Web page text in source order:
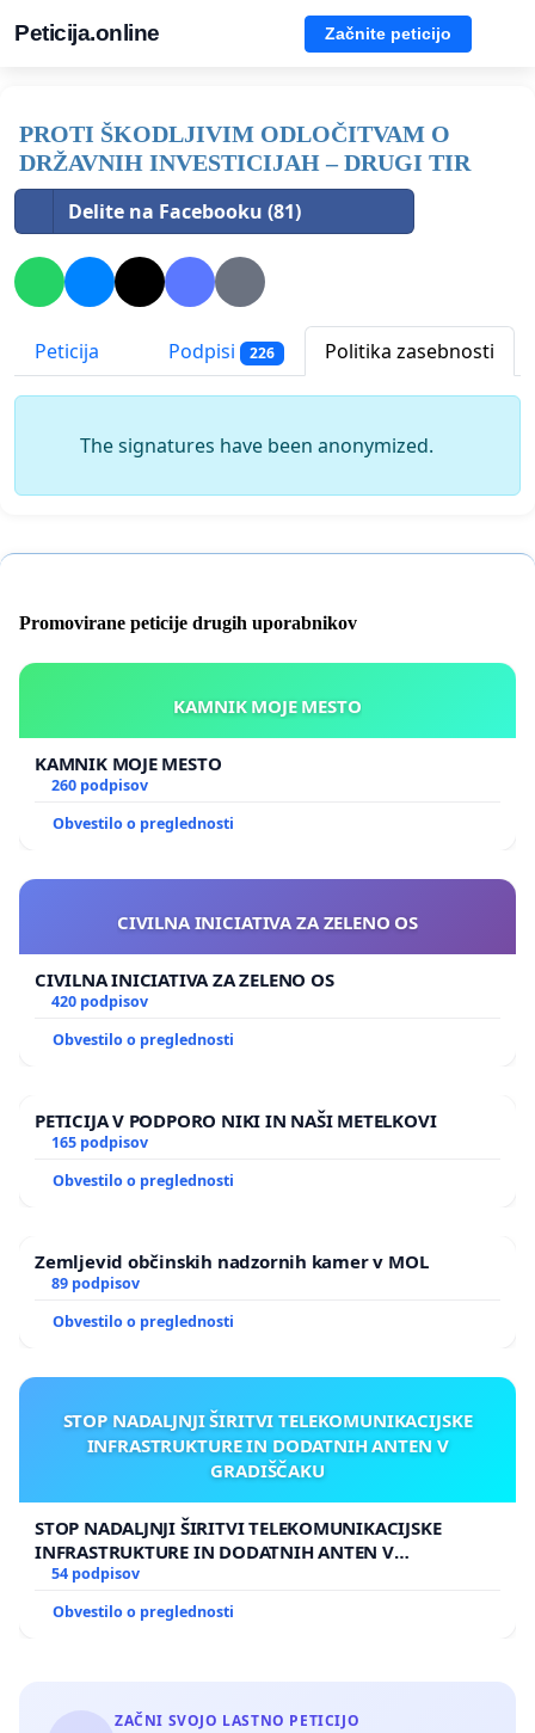
Peticija.online Začnite peticijo
PROTI ŠKODLJIVIM ODLOČITVAM O
DRŽAVNIH INVESTICIJAH – DRUGI TIR
Delite na Facebooku (81)
Peticija Podpisi 226 Politika zasebnosti
The signatures have been anonymized.
Promovirane peticije drugih uporabnikov
KAMNIK MOJE MESTO
KAMNIK MOJE MESTO
260 podpisov
Obvestilo o preglednosti
CIVILNA INICIATIVA ZA ZELENO OS
CIVILNA INICIATIVA ZA ZELENO OS
420 podpisov
Obvestilo o preglednosti
PETICIJA V PODPORO NIKI IN NAŠI METELKOVI
165 podpisov
Obvestilo o preglednosti
Zemljevid občinskih nadzornih kamer v MOL
89 podpisov
Obvestilo o preglednosti
STOP NADALJNJI ŠIRITVI TELEKOMUNIKACIJSKE
INFRASTRUKTURE IN DODATNIH ANTEN V
GRADIŠČAKU
STOP NADALJNJI ŠIRITVI TELEKOMUNIKACIJSKE
INFRASTRUKTURE IN DODATNIH ANTEN V
GRADIŠČAKU
54 podpisov
Obvestilo o preglednosti
ZAČNI SVOJO LASTNO PETICIJO